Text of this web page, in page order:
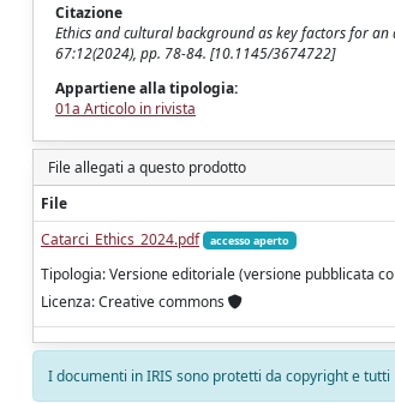
Citazione
Ethics and cultural background as key factors for an
67:12(2024), pp. 78-84. [10.1145/3674722]
Appartiene alla tipologia:
01a Articolo in rivista
File allegati a questo prodotto
File
Catarci_Ethics_2024.pdf
accesso aperto
Tipologia: Versione editoriale (versione pubblicata
Licenza: Creative commons
I documenti in IRIS sono protetti da copyright e